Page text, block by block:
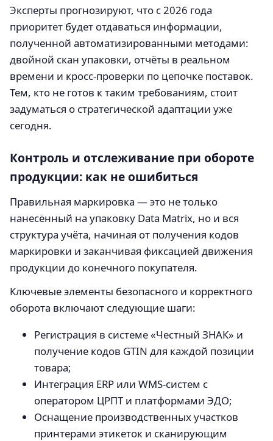
Эксперты прогнозируют, что с 2026 года
приоритет будет отдаваться информации,
полученной автоматизированными методами:
двойной скан упаковки, отчёты в реальном
времени и кросс-проверки по цепочке поставок.
Тем, кто не готов к таким требованиям, стоит
задуматься о стратегической адаптации уже
сегодня.
Контроль и отслеживание при обороте
продукции: как не ошибиться
Правильная маркировка — это не только
нанесённый на упаковку Data Matrix, но и вся
структура учёта, начиная от получения кодов
маркировки и заканчивая фиксацией движения
продукции до конечного покупателя.
Ключевые элементы безопасного и корректного
оборота включают следующие шаги:
Регистрация в системе «Честный ЗНАК» и
получение кодов GTIN для каждой позиции
товара;
Интеграция ERP или WMS-систем с
оператором ЦРПТ и платформами ЭДО;
Оснащение производственных участков
принтерами этикеток и сканирующим